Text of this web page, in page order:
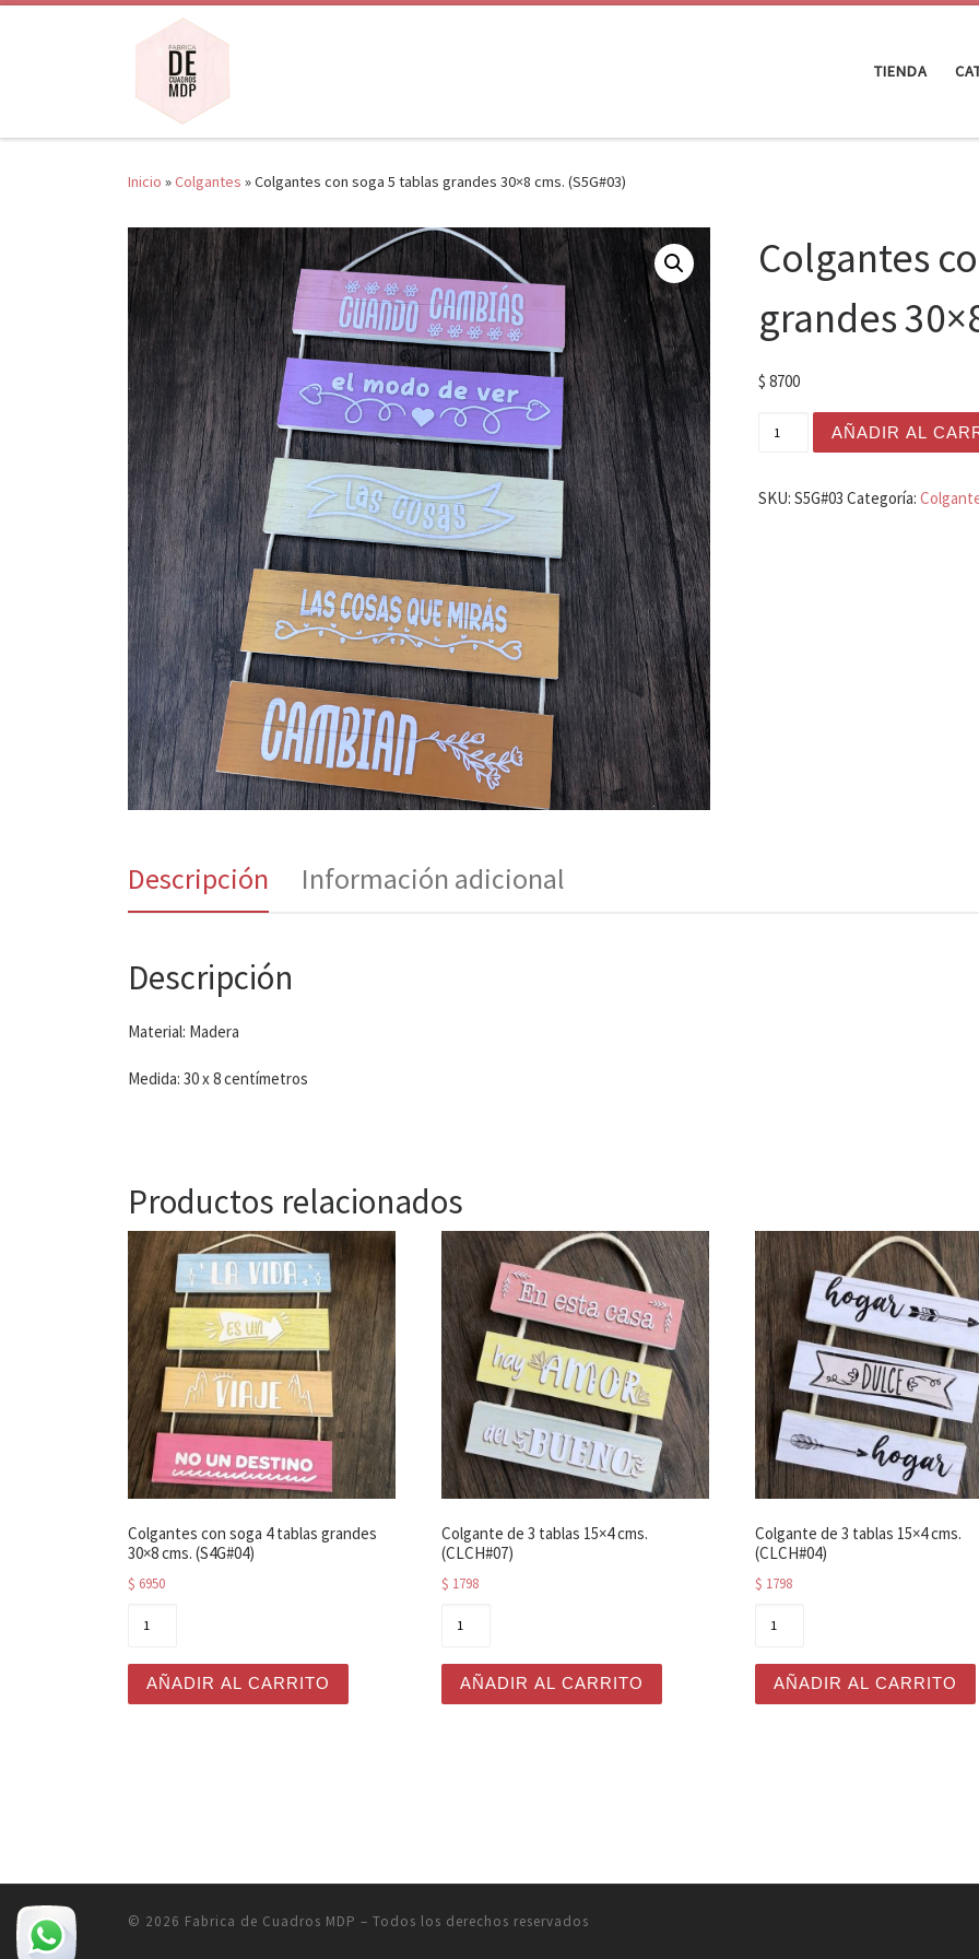
Saltar al contenido
TIENDA
Inicio »Colgantes »Colgantes con soga 5 tablas grandes 30×8 cms. (S5G#03)
Colgantes
grandes
$ 8700
Colgantes con soga 5
AÑADIR AL
SKU:S5G#03 Categoría:
Descripción Información adicional
Descripción
Material: Madera
Medida: 30 x 8 centímetros
Productos relacionados
Colgantes con soga 4 tablas grandes
30×8 cms. (S4G#04)
$ 6950
AÑADIR AL CARRITO
Colgante de 3 tablas 15×4 cms.
(CLCH#07)
$ 1798
AÑADIR AL CARRITO
Colgante de 3 tablas 15×4 cms.
(CLCH#04)
$ 1798
AÑADIR AL CARRITO
© 2026 Fabrica de Cuadros MDP – Todos los derechos reservados